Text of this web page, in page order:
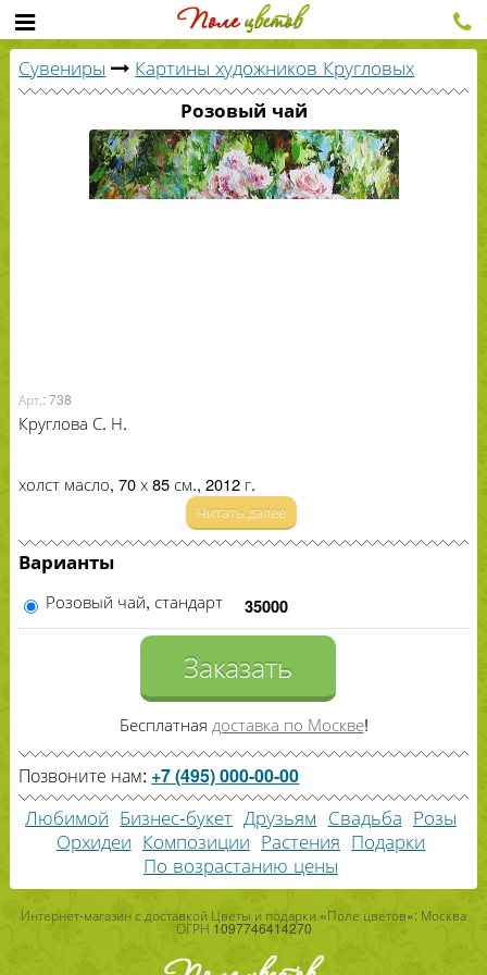
Сувениры Картины художников Кругловых
Розовый чай
Арт.: 738
Круглова С. Н.
холст масло,70х85 см.,2012 г.
Читать далее
Варианты
Розовый чай, стандарт 35000
Заказать
Бесплатная доставка по Москве!
Позвоните нам: +7 (495) 000-00-00
Любимой Бизнес-букет Друзьям Свадьба Розы
Орхидеи Композиции Растения Подарки
По возрастанию цены
Интернет-магазин с доставкой Цветы и подарки «Поле цветов»: Москва
ОГРН 1097746414270